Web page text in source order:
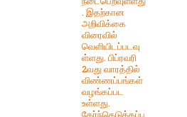
. இதற்கான
அறிவிக்கை
விரைவில்
வெளியிடப்படவு
ள்ளது. பிப்ரவரி
2வது வாரத்தில்
விண்ணப்பங்கள்
வழங்கப்பட
உள்ளது.
தேர்ந்தெடுக்கப்ப